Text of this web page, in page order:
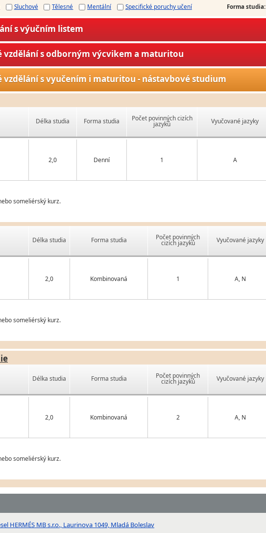
Sluchové Tělesné Mentální Specifické poruchy učení Forma studia:
s výučním listem
vzdělání s odborným výcvikem a maturitou
s vyučením i maturitou - nástavbové studium
Délka studia Forma studia Počet povinných cizích
jazyků Vyučované jazyky
2,0 Denní 1 A
someliérský kurz.
Délka studia Forma studia Počet povinných
cizích jazyků Vyučované jazyky
2,0 Kombinovaná 1 A, N
someliérský kurz.
Délka studia Forma studia Počet povinných
cizích jazyků Vyučované jazyky
2,0 Kombinovaná 2 A, N
someliérský kurz.
HERMÉS MB s.r.o., Laurinova 1049, Mladá Boleslav